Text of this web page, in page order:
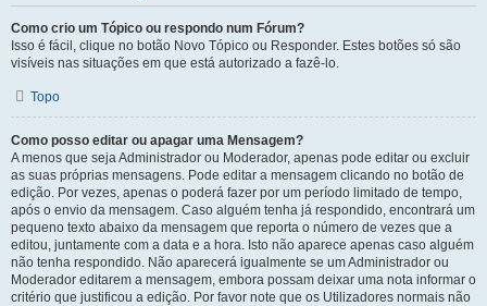
Como crio um Tópico ou respondo num Fórum?
Isso é fácil, clique no botão Novo Tópico ou Responder. Estes botões só são
visíveis nas situações em que está autorizado a fazê-lo.
Topo
Como posso editar ou apagar uma Mensagem?
A menos que seja Administrador ou Moderador, apenas pode editar ou excluir
as suas próprias mensagens. Pode editar a mensagem clicando no botão de
edição. Por vezes, apenas o poderá fazer por um período limitado de tempo,
após o envio da mensagem. Caso alguém tenha já respondido, encontrará um
pequeno texto abaixo da mensagem que reporta o número de vezes que a
editou, juntamente com a data e a hora. Isto não aparece apenas caso alguém
não tenha respondido. Não aparecerá igualmente se um Administrador ou
Moderador editarem a mensagem, embora possam deixar uma nota informar o
critério que justificou a edição. Por favor note que os Utilizadores normais não